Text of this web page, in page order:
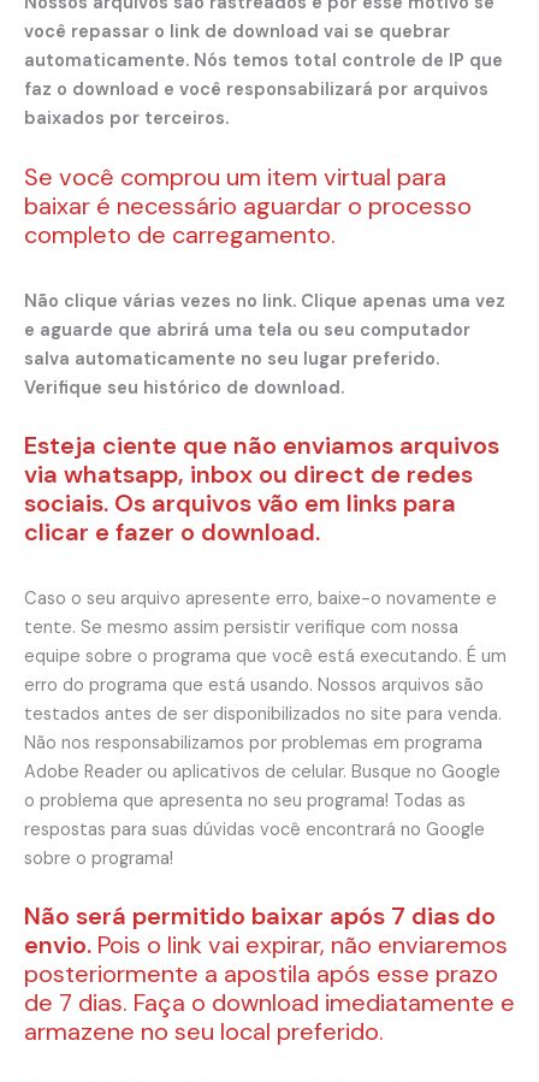
você repassar o link de download vai se quebrar
automaticamente. Nós temos total controle de IP que
faz o download e você responsabilizará por arquivos
baixados por terceiros.
Se você comprou um item virtual para
baixar é necessário aguardar o processo
completo de carregamento.
Não clique várias vezes no link. Clique apenas uma vez
e aguarde que abrirá uma tela ou seu computador
salva automaticamente no seu lugar preferido.
Verifique seu histórico de download.
Esteja ciente que não enviamos arquivos
via whatsapp, inbox ou direct de redes
sociais. Os arquivos vão em links para
clicar e fazer o download.
Caso o seu arquivo apresente erro, baixe-o novamente e
tente. Se mesmo assim persistir verifique com nossa
equipe sobre o programa que você está executando. É um
erro do programa que está usando. Nossos arquivos são
testados antes de ser disponibilizados no site para venda.
Não nos responsabilizamos por problemas em programa
Adobe Reader ou aplicativos de celular. Busque no Google
o problema que apresenta no seu programa! Todas as
respostas para suas dúvidas você encontrará no Google
sobre o programa!
Não será permitido baixar após 7 dias do
envio. Pois o link vai expirar, não enviaremos
posteriormente a apostila após esse prazo
de 7 dias. Faça o download imediatamente e
armazene no seu local preferido.